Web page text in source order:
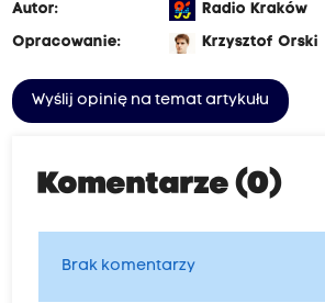
Autor:
Radio Kraków
Opracowanie:
Krzysztof Orski
Wyślij opinię na temat artykułu
Komentarze (0)
Brak komentarzy